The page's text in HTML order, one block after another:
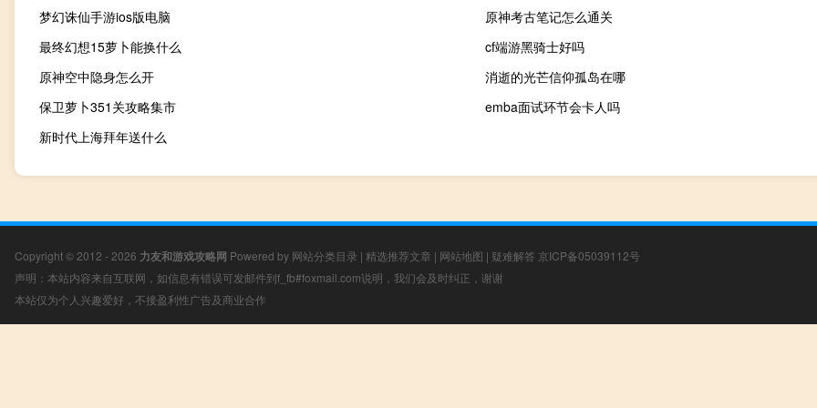
梦幻诛仙手游ios版电脑
原神考古笔记怎么通关
最终幻想15萝卜能换什么
cf端游黑骑士好吗
原神空中隐身怎么开
消逝的光芒信仰孤岛在哪
保卫萝卜351关攻略集市
emba面试环节会卡人吗
新时代上海拜年送什么
Copyright © 2012 - 2026 力友和游戏攻略网 Powered by 网站分类目录 | 精选推荐文章 | 网站地图 | 疑难解答 京ICP备05039112号
声明：本站内容来自互联网，如信息有错误可发邮件到f_fb#foxmail.com说明，我们会及时纠正，谢谢
本站仅为个人兴趣爱好，不接盈利性广告及商业合作